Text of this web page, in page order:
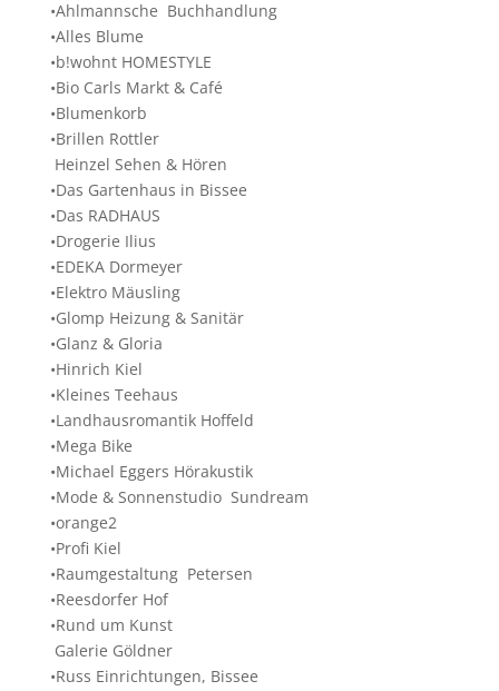
•Ahlmannsche Buchhandlung
•Alles Blume
•b!wohnt HOMESTYLE
•Bio Carls Markt & Café
•Blumenkorb
•Brillen Rottler
Heinzel Sehen & Hören
•Das Gartenhaus in Bissee
•Das RADHAUS
•Drogerie Ilius
•EDEKA Dormeyer
•Elektro Mäusling
•Glomp Heizung & Sanitär
•Glanz & Gloria
•Hinrich Kiel
•Kleines Teehaus
•Landhausromantik Hoffeld
•Mega Bike
•Michael Eggers Hörakustik
•Mode & Sonnenstudio Sundream
•orange2
•Profi Kiel
•Raumgestaltung Petersen
•Reesdorfer Hof
•Rund um Kunst
Galerie Göldner
•Russ Einrichtungen, Bissee